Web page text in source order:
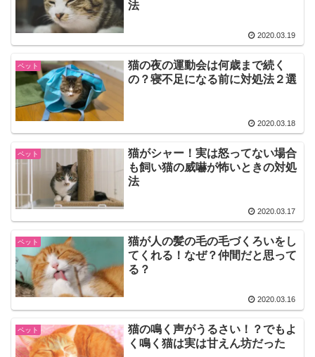
法
2020.03.19
ペット
猫の夜の運動会は何歳まで続く
の？寝不足になる前に対処法２選
2020.03.18
ペット
猫がシャー！実は怒ってない場合
も飼い猫の威嚇が怖いときの対処
法
2020.03.17
ペット
猫が人の髪の毛の毛づくろいをし
てくれる！なぜ？仲間だと思って
る？
2020.03.16
ペット
猫の鳴く声がうるさい！？でもよ
く鳴く猫は実は甘えん坊だった